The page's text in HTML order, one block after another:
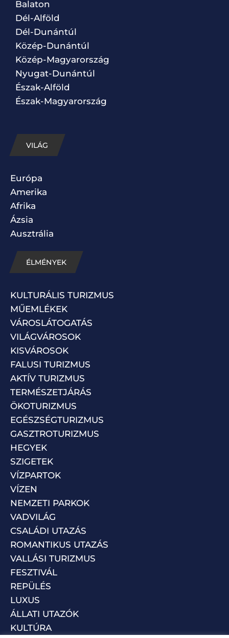
Balaton
Dél-Alföld
Dél-Dunántúl
Közép-Dunántúl
Közép-Magyarország
Nyugat-Dunántúl
Észak-Alföld
Észak-Magyarország
VILÁG
Európa
Amerika
Afrika
Ázsia
Ausztrália
ÉLMÉNYEK
KULTURÁLIS TURIZMUS
MŰEMLÉKEK
VÁROSLÁTOGATÁS
VILÁGVÁROSOK
KISVÁROSOK
FALUSI TURIZMUS
AKTÍV TURIZMUS
TERMÉSZETJÁRÁS
ÖKOTURIZMUS
EGÉSZSÉGTURIZMUS
GASZTROTURIZMUS
HEGYEK
SZIGETEK
VÍZPARTOK
VÍZEN
NEMZETI PARKOK
VADVILÁG
CSALÁDI UTAZÁS
ROMANTIKUS UTAZÁS
VALLÁSI TURIZMUS
FESZTIVÁL
REPÜLÉS
LUXUS
ÁLLATI UTAZÓK
KULTÚRA